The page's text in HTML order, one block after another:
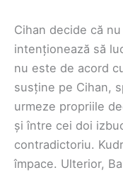
Cihan decide că
intenționează să
nu este de acord
susține pe Cihan,
urmeze propriile
și între cei doi
contradictoriu.
împace. Ulterior,